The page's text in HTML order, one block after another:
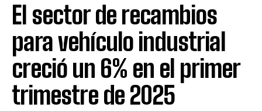
El sector de recambios
para vehículo industrial
creció un 6% en el primer
trimestre de 2025